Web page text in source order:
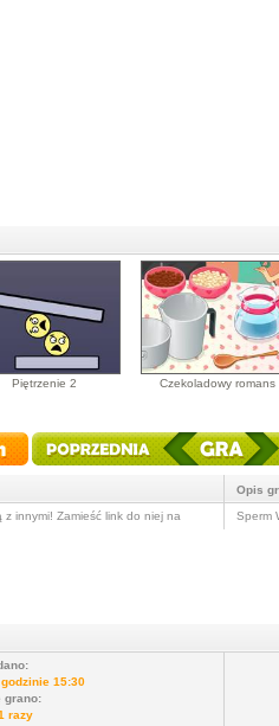
Piętrzenie 2 Czekoladowy romans
innymi! Zamieść link do niej na
Opis
Sperm
15:30
grano:
razy